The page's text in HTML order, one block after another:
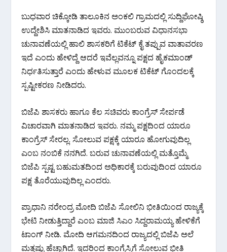
k p
ಬುಧವಾರ ಚಿಕ್ಕೋಡಿ ತಾಲೂಕಿನ ಅಂಕಲಿ ಗ್ರಾಮದಲ್ಲಿ ಸುದ್ದಿಘೋಷ್ಠಿ
ಉದ್ದೇಶಿಸಿ ಮಾತನಾಡಿದ ಇವರು. ಮುಂಬರುವ ವಿಧಾನಸಭಾ
ಚುನಾವಣೆಯಲ್ಲಿ ಹಾಲಿ ಶಾಸಕರಿಗೆ ಟಿಕೆಟ್ ಕೈ ತಪ್ಪುವ ವಾತಾವರಣ
ಇದೆ ಎಂದು ಹೇಳಿದ್ದೆ ಆದರೆ ಇವೆಲ್ಲವನ್ನೂ ಪಕ್ಷದ ಹೈಕಮಾಂಡ್
ನಿರ್ಧತಿಸುತ್ತಾರೆ ಎಂದು ಹೇಳುವ ಮೂಲಕ ಟಿಕೆಟ್ ಗೊಂದಲಕ್ಕೆ
ಸ್ಪಷ್ಟೀಕರಣ ನೀಡಿದರು.
ಬಿಜೆಪಿ ಶಾಸಕರು ಹಾಗೂ ಕೆಲ ಸಚಿವರು ಕಾಂಗ್ರೆಸ್ ಸೇರ್ಪಡೆ
ವಿಚಾರವಾಗಿ ಮಾತನಾಡಿದ ಇವರು. ನಮ್ಮ ಪಕ್ಷದಿಂದ ಯಾರೂ
ಕಾಂಗ್ರೆಸ್ ಸೇರಲ್ಲ. ಸೋಲುವ ಪಕ್ಷಕ್ಕೆ ಯಾರೂ ಹೋಗುವುದಿಲ್ಲ
ಎಂಬ ನಂಬಿಕೆ ನನಗಿದೆ. ಬರುವ ಚುನಾವಣೆಯಲ್ಲಿ ಮತ್ತೊಮ್ಮೆ
ಬಿಜೆಪಿ ಸ್ಪಷ್ಟ ಬಹುಮತದಿಂದ ಅಧಿಕಾರಕ್ಕೆ ಬರುವುದಿಂದ ಯಾರೂ
ಪಕ್ಷ ತೊರೆಯುವುದಿಲ್ಲ‌ ಎಂದರು.
ಪ್ರಾಧಾನಿ ನರೇಂದ್ರ ಮೋದಿ ಬಿಜೆಪಿ ಸೋಲಿನಿ ಭೀತಿಯಿಂದ ರಾಜ್ಯಕ್ಕೆ
ಭೇಟಿ ನೀಡುತ್ತಿದ್ದಾರೆ ಎಂಬ ಮಾಜಿ ಸಿಎಂ ಸಿದ್ದರಾಮಯ್ಯ ಹೇಳಿಕೆಗೆ
ಟಾಂಗ್ ನೀಡಿ. ಮೋದಿ ಆಗಮನದಿಂದ ರಾಜ್ಯದಲ್ಲಿ ಬಿಜೆಪಿ ಅಲೆ
ಮತ್ತಷ್ಟು ಹೆಚ್ಚಾಗಿದೆ. ಇದರಿಂದ ಕಾಂಗ್ರೆಸ್ಸಿಗೆ ಸೋಲುವ ಭೀತಿ